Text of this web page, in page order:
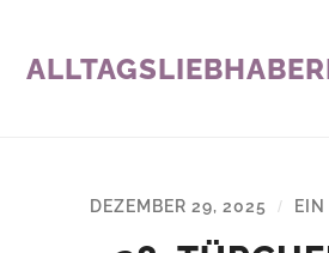
DEZEMBER 29, 2025 / EIN